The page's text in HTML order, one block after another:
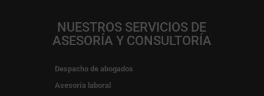
NUESTROS SERVICIOS DE
ASESORÍA Y CONSULTORÍA
Despacho de abogados
Asesoría laboral